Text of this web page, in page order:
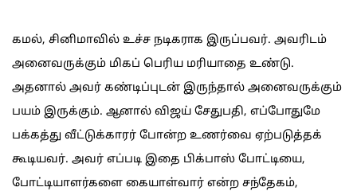
கமல், சினிமாவில் உச்ச நடிகராக இருப்பவர். அவரிடம்
அனைவருக்கும் மிகப் பெரிய மரியாதை உண்டு.
அதனால் அவர் கண்டிப்புடன் இருந்தால் அனைவருக்கும்
பயம் இருக்கும். ஆனால் விஜய் சேதுபதி, எப்போதுமே
பக்கத்து வீட்டுக்காரர் போன்ற உணர்வை ஏற்படுத்தக்
கூடியவர். அவர் எப்படி இதை பிக்பாஸ் போட்டியை,
போட்டியாளர்களை கையாள்வார் என்ற சந்தேகம்,